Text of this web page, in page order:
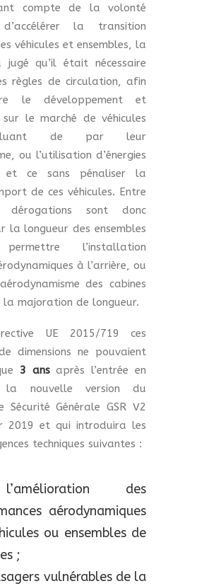
compte de la volonté
d’accélérer la transition
véhicules et ensembles, la
jugé qu’il était nécessaire
règles de circulation, afin
le développement et
sur le marché de véhicules
de par leur
ou l’utilisation d’énergies
et ce sans pénaliser la
de ces véhicules. Entre
sont donc
la longueur des ensembles
l’installation
à l’arrière, ou
des cabines
la majoration de longueur.
UE 2015/719 ces
dimensions ne pouvaient
3 ansaprès l’entrée en
la nouvelle version du
Sécurité Générale GSR V2
2019 et qui introduira les
techniques suivantes :
des
aérodynamiques
ou ensembles de
;
vulnérables de la